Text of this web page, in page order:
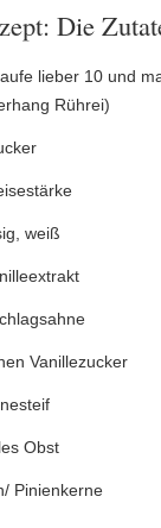
Die
lieber 10 und
Rührei)
weiß
Vanillezucker
Obst
Pinienkerne